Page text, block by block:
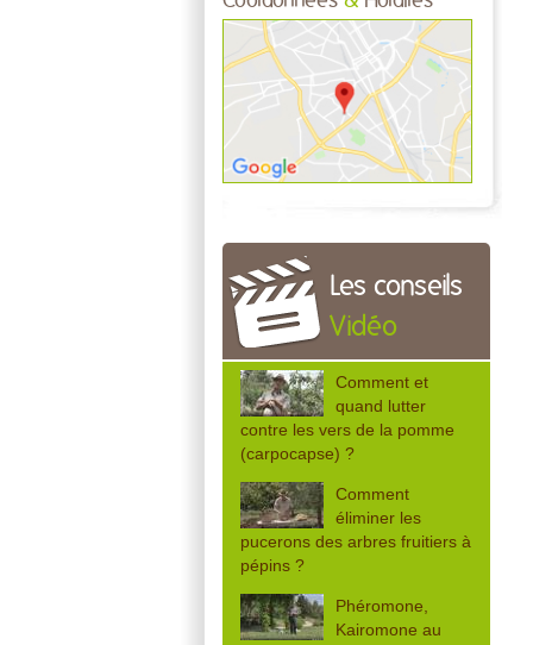
Les conseils
Vidéo
Comment et
quand lutter
contre les vers de la pomme
(carpocapse) ?
Comment
éliminer les
pucerons des arbres fruitiers à
pépins ?
Phéromone,
Kairomone au